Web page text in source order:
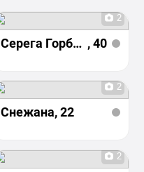
2
Серега Горбачев , 40
2
Снежана, 22
2